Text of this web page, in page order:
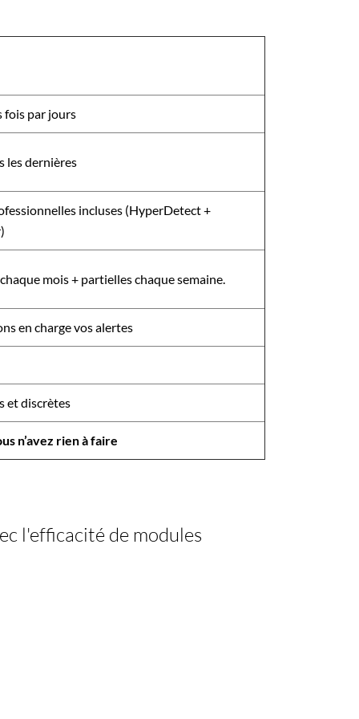
fois par jours
les dernières
incluses (HyperDetect +
mois + partielles chaque semaine.
en charge vos alertes
et discrètes
n’avez rien à faire
l'efficacité de modules